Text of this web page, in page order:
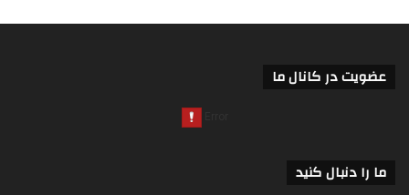
عضویت در کانال ما
ما را دنبال کنید